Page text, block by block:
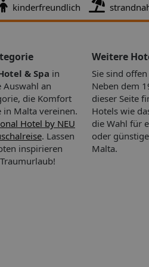
oder vom Buffet
als Menu oder à la carte mit
Poolbar (geöffnet von 6 h). Als
Kaffee und Tee, Bier und
200 m Taxistand: ca. 200 m
Zahnarzt: ca. 200 m Nächste
ca. 2 km Nächste Bank: ca.
ca. 6 km Nächstes öffentl.
Tauch-Spot: ca. 200 m
wartet ein 24 h pro Tag
kinderfreundlich
& Spa in
Auswahl an
die Komfort
in Malta vereinen.
Hotel by NEU
. Lassen
inspirieren
Weitere
Sie sind
Neben dem
dieser Seite
Hotels wie
die Wahl für
oder
Malta.